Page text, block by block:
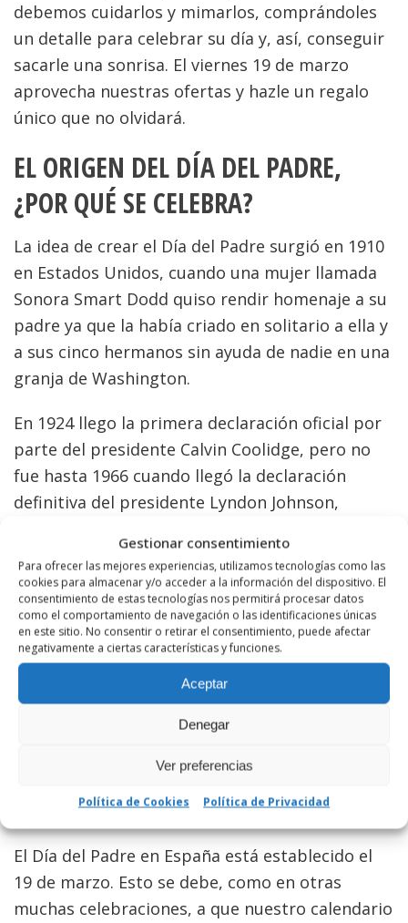
Gestionar consentimiento
Para ofrecer las mejores experiencias, utilizamos tecnologías como las
cookies para almacenar y/o acceder a la información del dispositivo. El
consentimiento de estas tecnologías nos permitirá procesar datos
como el comportamiento de navegación o las identificaciones únicas
en este sitio. No consentir o retirar el consentimiento, puede afectar
negativamente a ciertas características y funciones.
Aceptar
Denegar
Ver preferencias
Política de Cookies Política de Privacidad
debemos cuidarlos y mimarlos, comprándoles
un detalle para celebrar su día y, así, conseguir
sacarle una sonrisa. El viernes 19 de marzo
aprovecha nuestras ofertas y hazle un regalo
único que no olvidará.
EL ORIGEN DEL DÍA DEL PADRE,
¿POR QUÉ SE CELEBRA?
La idea de crear el Día del Padre surgió en 1910
en Estados Unidos, cuando una mujer llamada
Sonora Smart Dodd quiso rendir homenaje a su
padre ya que la había criado en solitario a ella y
a sus cinco hermanos sin ayuda de nadie en una
granja de Washington.
En 1924 llego la primera declaración oficial por
parte del presidente Calvin Coolidge, pero no
fue hasta 1966 cuando llegó la declaración
definitiva del presidente Lyndon Johnson,
de junio en Estados Unidos.
La celebración tuvo muy buena aceptación ya
que fue ganando adeptos y se expendió
alrededor del mundo, eso sí, con diferentes
fechas y tradiciones según cada país (en España
se celebra el 19 de marzo, por ejemplo). Lo
realmente importante aquí, es que tengamos
un día para homenajear a nuestros padres,
que son para sus hijos.
El Día del Padre en España está establecido el
19 de marzo. Esto se debe, como en otras
muchas celebraciones, a que nuestro calendario